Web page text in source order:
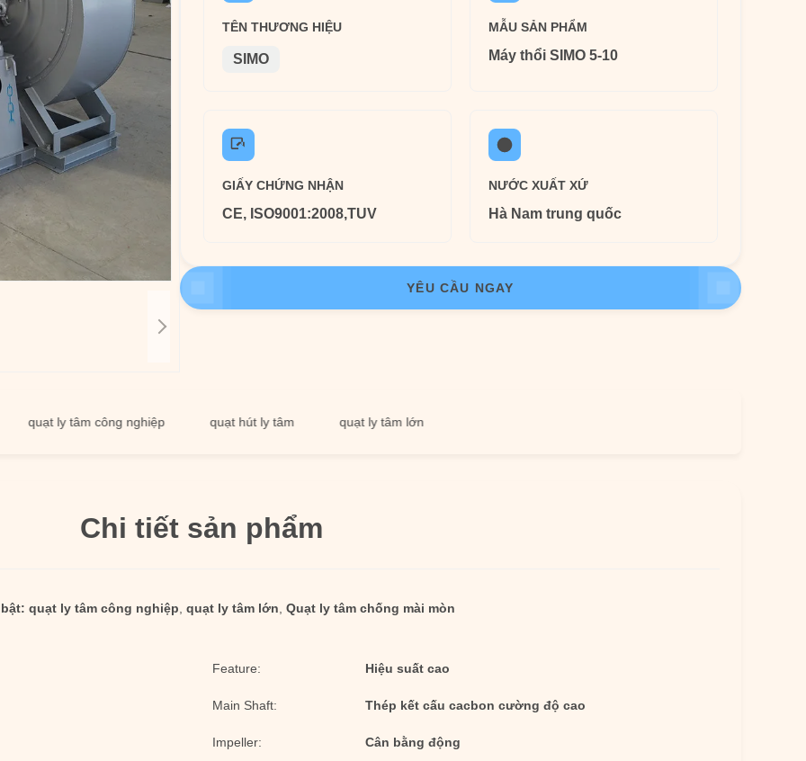
TÊN THƯƠNG HIỆU
SIMO
MẪU SẢN PHẨM
Máy thổi SIMO 5-10
GIẤY CHỨNG NHẬN
CE, ISO9001:2008,TUV
NƯỚC XUẤT XỨ
Hà Nam trung quốc
YÊU CẦU NGAY
ly tâm công nghiệp quạt hút ly tâm quạt ly tâm lớn
Chi tiết sản phẩm
quạt ly tâm công nghiệp quạt ly tâm lớn Quạt ly tâm chống mài mòn
Feature: Hiệu suất cao
Main Shaft: Thép kết cấu cacbon cường độ cao
Impeller: Cân bằng động